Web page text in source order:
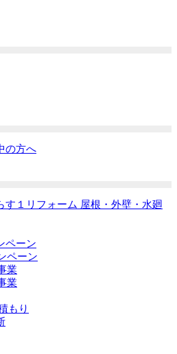
の方へ
す１リフォーム 屋根・外壁・水廻
ペーン
ペーン
業
業
もり